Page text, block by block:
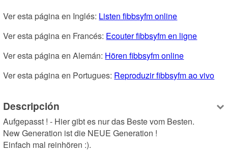
Ver esta página en Inglés: Listen fibbsyfm online
Ver esta página en Francés: Ecouter fibbsyfm en ligne
Ver esta página en Alemán: Hören fibbsyfm online
Ver esta página en Portugues: Reproduzir fibbsyfm ao vivo
Descripción
Aufgepasst ! - Hier gibt es nur das Beste vom Besten.
New Generation ist die NEUE Generation !
Einfach mal reinhören :).